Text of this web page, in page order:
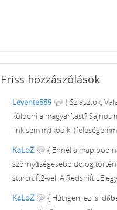
Friss hozzászólások
Levente889
{ Sziasztok,
küldeni a magyarítást? Sajnos
link sem működik.
KaLoZ
{ Ennél a map
szörnyűségesebb dolog
starcraft2-vel. A Redshift LE
KaLoZ
{ Hát igen, ez is